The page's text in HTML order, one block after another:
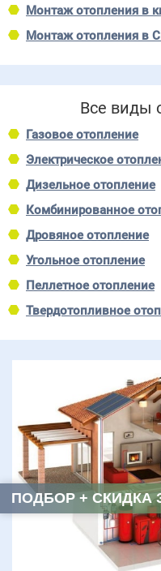
Монтаж отопления в
Монтаж отопления в
Все виды
Газовое отопление
Электрическое
Дизельное отопление
Комбинированное
Дровяное отопление
Угольное отопление
Пеллетное отопление
Твердотопливное
ПОДБОР + СКИДКА